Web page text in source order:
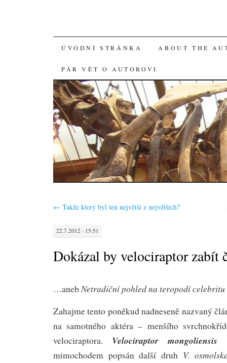
SKIP
TO
CONTENT
ÚVODNÍ STRÁNKA ABOUT THE
PÁR VĚT O AUTOROVI
← Takže který byl ten největší z největších?
22.7.2012 · 15:51
Dokázal by velociraptor zabít
…aneb Netradiční pohled na teropodí celebritu
Zahajme tento poněkud nadneseně nazvaný
na samotného aktéra – menšího
velociraptora. Velociraptor mongoliensis
mimochodem popsán další druh V.